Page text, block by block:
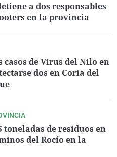
a dos responsables
en la provincia
casos de Virus del Nilo en
dos en Coria del
toneladas de residuos en
del Rocío en la